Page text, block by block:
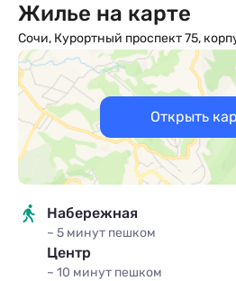
Жилье на карте
Сочи, Курортный проспект 75,
Открыть
Набережная
~ 5 минут пешком
Центр
~ 10 минут пешком